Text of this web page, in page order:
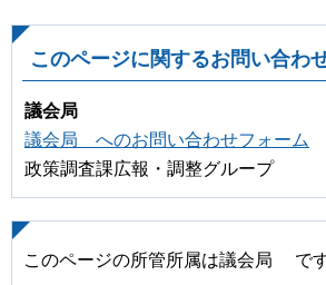
このページに関するお問い合わ
議会局
議会局 へのお問い合わせフォーム
政策調査課広報・調整グループ
このページの所管所属は議会局 です